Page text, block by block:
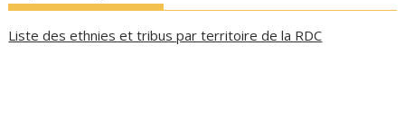
Liste des ethnies et tribus par territoire de la RDC